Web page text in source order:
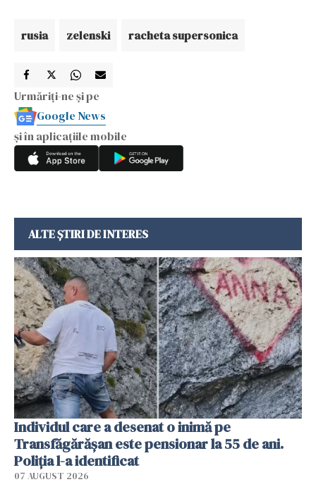
rusia zelenski racheta supersonica
Urmăriți-ne și pe
Google News
și în aplicațiile mobile
ALTE ȘTIRI DE INTERES
Individul care a desenat o inimă pe
Transfăgărășan este pensionar la 55 de ani.
Poliția l-a identificat
07 AUGUST 2026